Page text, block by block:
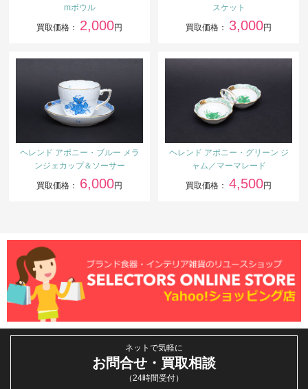
mボウル
買取価格： 2,000円
スケット
買取価格： 3,000円
ヘレンド アポニー・ブルー メラ
ンジェカップ＆ソーサー
買取価格： 6,000円
ヘレンド アポニー・グリーン ジ
ャム／マーマレード
買取価格： 4,500円
ネットで気軽に
お問合せ・買取相談
（24時間受付）